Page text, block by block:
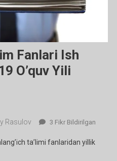
Fanlari Ish
O’quv Yili
Rasulov
Boshlang’ich
Fanlari
3 Fikr Bildirilgan
ta’limi fanlaridan yillik